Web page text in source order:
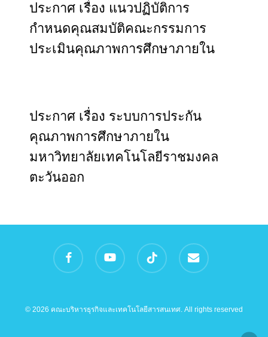
ประกาศ เรื่อง แนวปฏิบัติการ
กำหนดคุณสมบัติคณะกรรมการ
ประเมินคุณภาพการศึกษาภายใน
ประกาศ เรื่อง ระบบการประกัน
คุณภาพการศึกษาภายใน
มหาวิทยาลัยเทคโนโลยีราชมงคล
ตะวันออก
facebook youtube tiktok email
© 2026 คณะบริหารธุรกิจและเทคโนโลยีสารสนเทศ. All rights reserved